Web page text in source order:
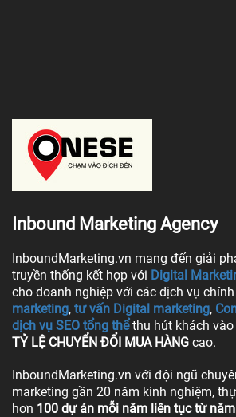
Inbound Marketing Agency
InboundMarketing.vn mang đến giải
truyền thống kết hợp với Digital
cho doanh nghiệp với các dịch vụ
marketing, tư vấn Digital marketing,
dịch vụ SEO tổng thể thu hút khách
TỶ LỆ CHUYỂN ĐỔI MUA HÀNG cao.
InboundMarketing.vn với đội ngũ
marketing gần 20 năm kinh nghiệm,
hơn 100 dự án mỗi năm liên tục từ